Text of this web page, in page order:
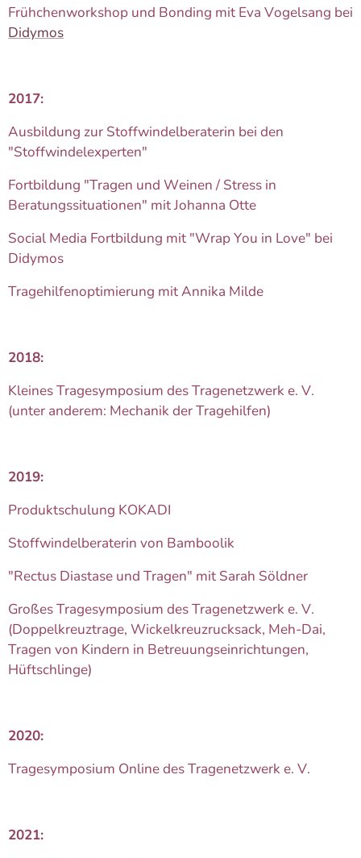
Frühchenworkshop und Bonding mit Eva Vogelsang bei
Didymos
2017:
Ausbildung zur Stoffwindelberaterin bei den
"Stoffwindelexperten"
Fortbildung "Tragen und Weinen / Stress in
Beratungssituationen" mit Johanna Otte
Social Media Fortbildung mit "Wrap You in Love" bei
Didymos
Tragehilfenoptimierung mit Annika Milde
2018:
Kleines Tragesymposium des Tragenetzwerk e. V.
(unter anderem: Mechanik der Tragehilfen)
2019:
Produktschulung KOKADI
Stoffwindelberaterin von Bamboolik
"Rectus Diastase und Tragen" mit Sarah Söldner
Großes Tragesymposium des Tragenetzwerk e. V.
(Doppelkreuztrage, Wickelkreuzrucksack, Meh-Dai,
Tragen von Kindern in Betreuungseinrichtungen,
Hüftschlinge)
2020:
Tragesymposium Online des Tragenetzwerk e. V.
2021: